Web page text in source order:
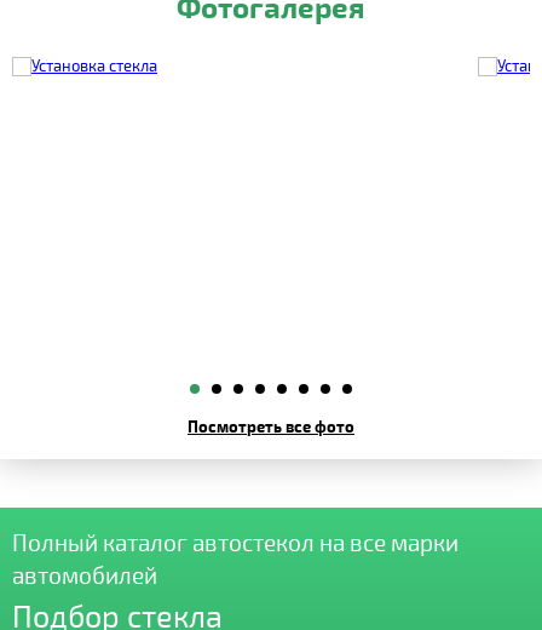
Посмотреть все фото
Полный каталог автостекол на все марки
автомобилей
Подбор стекла